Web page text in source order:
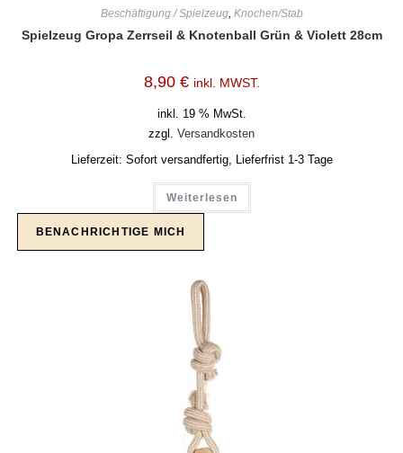
Beschäftigung / Spielzeug, Knochen/Stab
Spielzeug Gropa Zerrseil & Knotenball Grün & Violett 28cm
8,90 € inkl. MWST.
inkl. 19 % MwSt.
zzgl. Versandkosten
Lieferzeit: Sofort versandfertig, Lieferfrist 1-3 Tage
Weiterlesen